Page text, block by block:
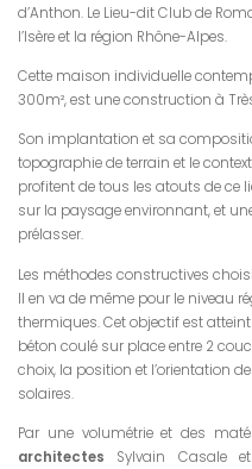
d’Anthon. Le Lieu-dit Club de
l’Isère et la région Rhône-Alpes.
Cette maison individuelle
300m², est une construction à
Son implantation et sa
topographie de terrain et le
profitent de tous les atouts de ce
sur la paysage environnant, et
prélasser.
Les méthodes constructives
Il en va de même pour le niveau
thermiques. Cet objectif est
béton coulé sur place entre 2
choix, la position et l’orientation
solaires.
Par une volumétrie et des
architectes Sylvain Casale